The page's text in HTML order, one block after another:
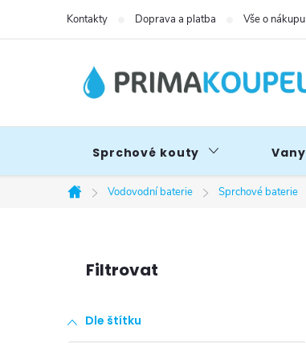
Kontakty Doprava a platba Vše o nákupu
Sprchové kouty Vany
Domů
Vodovodní baterie Sprchové baterie
Dle štítku